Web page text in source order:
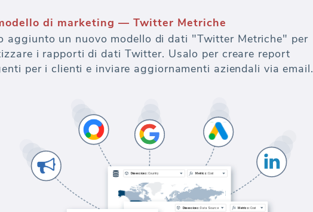
di marketing — Twitter Metriche
aggiunto un nuovo modello di dati "Twitter Metriche" per
i rapporti di dati Twitter. Usalo per creare report
per i clienti e inviare aggiornamenti aziendali via email.